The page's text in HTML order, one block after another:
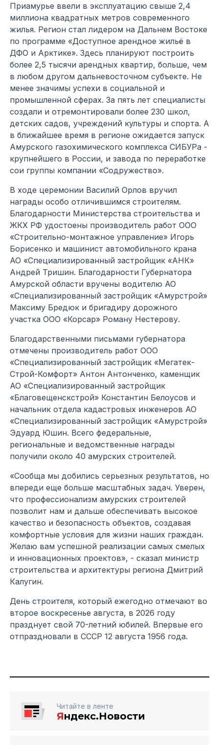
Приамурье ввели в эксплуатацию свыше 2,4
миллиона квадратных метров современного
жилья. Регион стал лидером на Дальнем Востоке
по программе «Доступное арендное жильё в
ДФО и Арктике». Здесь планируют построить
более 2,5 тысячи арендных квартир, больше, чем
в любом другом дальневосточном субъекте. Не
менее значимы успехи в социальной и
промышленной сферах. За пять лет специалисты
создали и отремонтировали более 230 школ,
детских садов, учреждений культуры и спорта. А
в ближайшее время в регионе ожидается запуск
Амурского газохимического комплекса СИБУРа -
крупнейшего в России, и завода по переработке
сои группы компании «Содружество».
В ходе церемонии Василий Орлов вручил
награды особо отличившимся строителям.
Благодарности Министерства строительства и
ЖКХ РФ удостоены производитель работ ООО
«Строительно-монтажное управление» Игорь
Борисенко и машинист автомобильного крана
АО «Специализированный застройщик «АНК»
Андрей Тришин. Благодарности Губернатора
Амурской области вручены водителю АО
«Специализированный застройщик «Амурстрой»
Максиму Бредюк и бригадиру дорожного
участка ООО «Корсар» Роману Нестерову.
Благодарственными письмами губернатора
отмечены производитель работ ООО
«Специализированный застройщик «Мегатек-
Строй-Комфорт» Антон Антонченко, каменщик
АО «Специализированный застройщик
«Благовещенскстрой» Константин Белоусов и
начальник отдела кадастровых инженеров АО
«Специализированный застройщик «Амурстрой»
Эдуард Юшин. Всего федеральные,
региональные и ведомственные награды
получили около 40 амурских строителей.
«Сообща мы добились серьезных результатов, но
впереди еще больше масштабных задач. Уверен,
что профессионализм амурских строителей
позволит нам и дальше обеспечивать высокое
качество и безопасность объектов, создавая
комфортные условия для жизни наших граждан.
Желаю вам успешной реализации самых смелых
и инновационных проектов», - сказал министр
строительства и архитектуры региона Дмитрий
Калугин.
День строителя, который ежегодно отмечают во
второе воскресенье августа, в 2026 году
празднует свой 70-летний юбилей. Впервые его
отпраздновали в СССР 12 августа 1956 года.
Читайте в ленте
Яндекс.Новости